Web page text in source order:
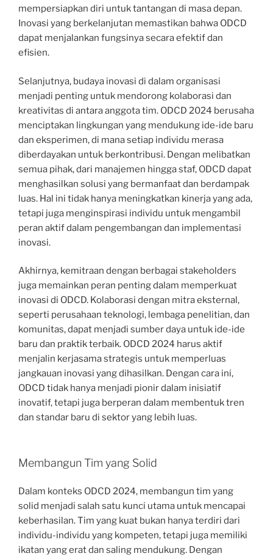
mempersiapkan diri untuk tantangan di masa depan.
Inovasi yang berkelanjutan memastikan bahwa ODCD
dapat menjalankan fungsinya secara efektif dan
efisien.
Selanjutnya, budaya inovasi di dalam organisasi
menjadi penting untuk mendorong kolaborasi dan
kreativitas di antara anggota tim. ODCD 2024 berusaha
menciptakan lingkungan yang mendukung ide-ide baru
dan eksperimen, di mana setiap individu merasa
diberdayakan untuk berkontribusi. Dengan melibatkan
semua pihak, dari manajemen hingga staf, ODCD dapat
menghasilkan solusi yang bermanfaat dan berdampak
luas. Hal ini tidak hanya meningkatkan kinerja yang ada,
tetapi juga menginspirasi individu untuk mengambil
peran aktif dalam pengembangan dan implementasi
inovasi.
Akhirnya, kemitraan dengan berbagai stakeholders
juga memainkan peran penting dalam memperkuat
inovasi di ODCD. Kolaborasi dengan mitra eksternal,
seperti perusahaan teknologi, lembaga penelitian, dan
komunitas, dapat menjadi sumber daya untuk ide-ide
baru dan praktik terbaik. ODCD 2024 harus aktif
menjalin kerjasama strategis untuk memperluas
jangkauan inovasi yang dihasilkan. Dengan cara ini,
ODCD tidak hanya menjadi pionir dalam inisiatif
inovatif, tetapi juga berperan dalam membentuk tren
dan standar baru di sektor yang lebih luas.
Membangun Tim yang Solid
Dalam konteks ODCD 2024, membangun tim yang
solid menjadi salah satu kunci utama untuk mencapai
keberhasilan. Tim yang kuat bukan hanya terdiri dari
individu-individu yang kompeten, tetapi juga memiliki
ikatan yang erat dan saling mendukung. Dengan